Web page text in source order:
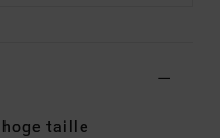
hoge taille